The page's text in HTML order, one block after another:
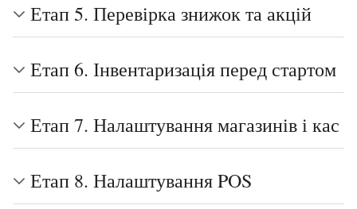
Етап 5. Перевірка знижок та акцій
Етап 6. Інвентаризація перед стартом
Етап 7. Налаштування магазинів і кас
Етап 8. Налаштування POS